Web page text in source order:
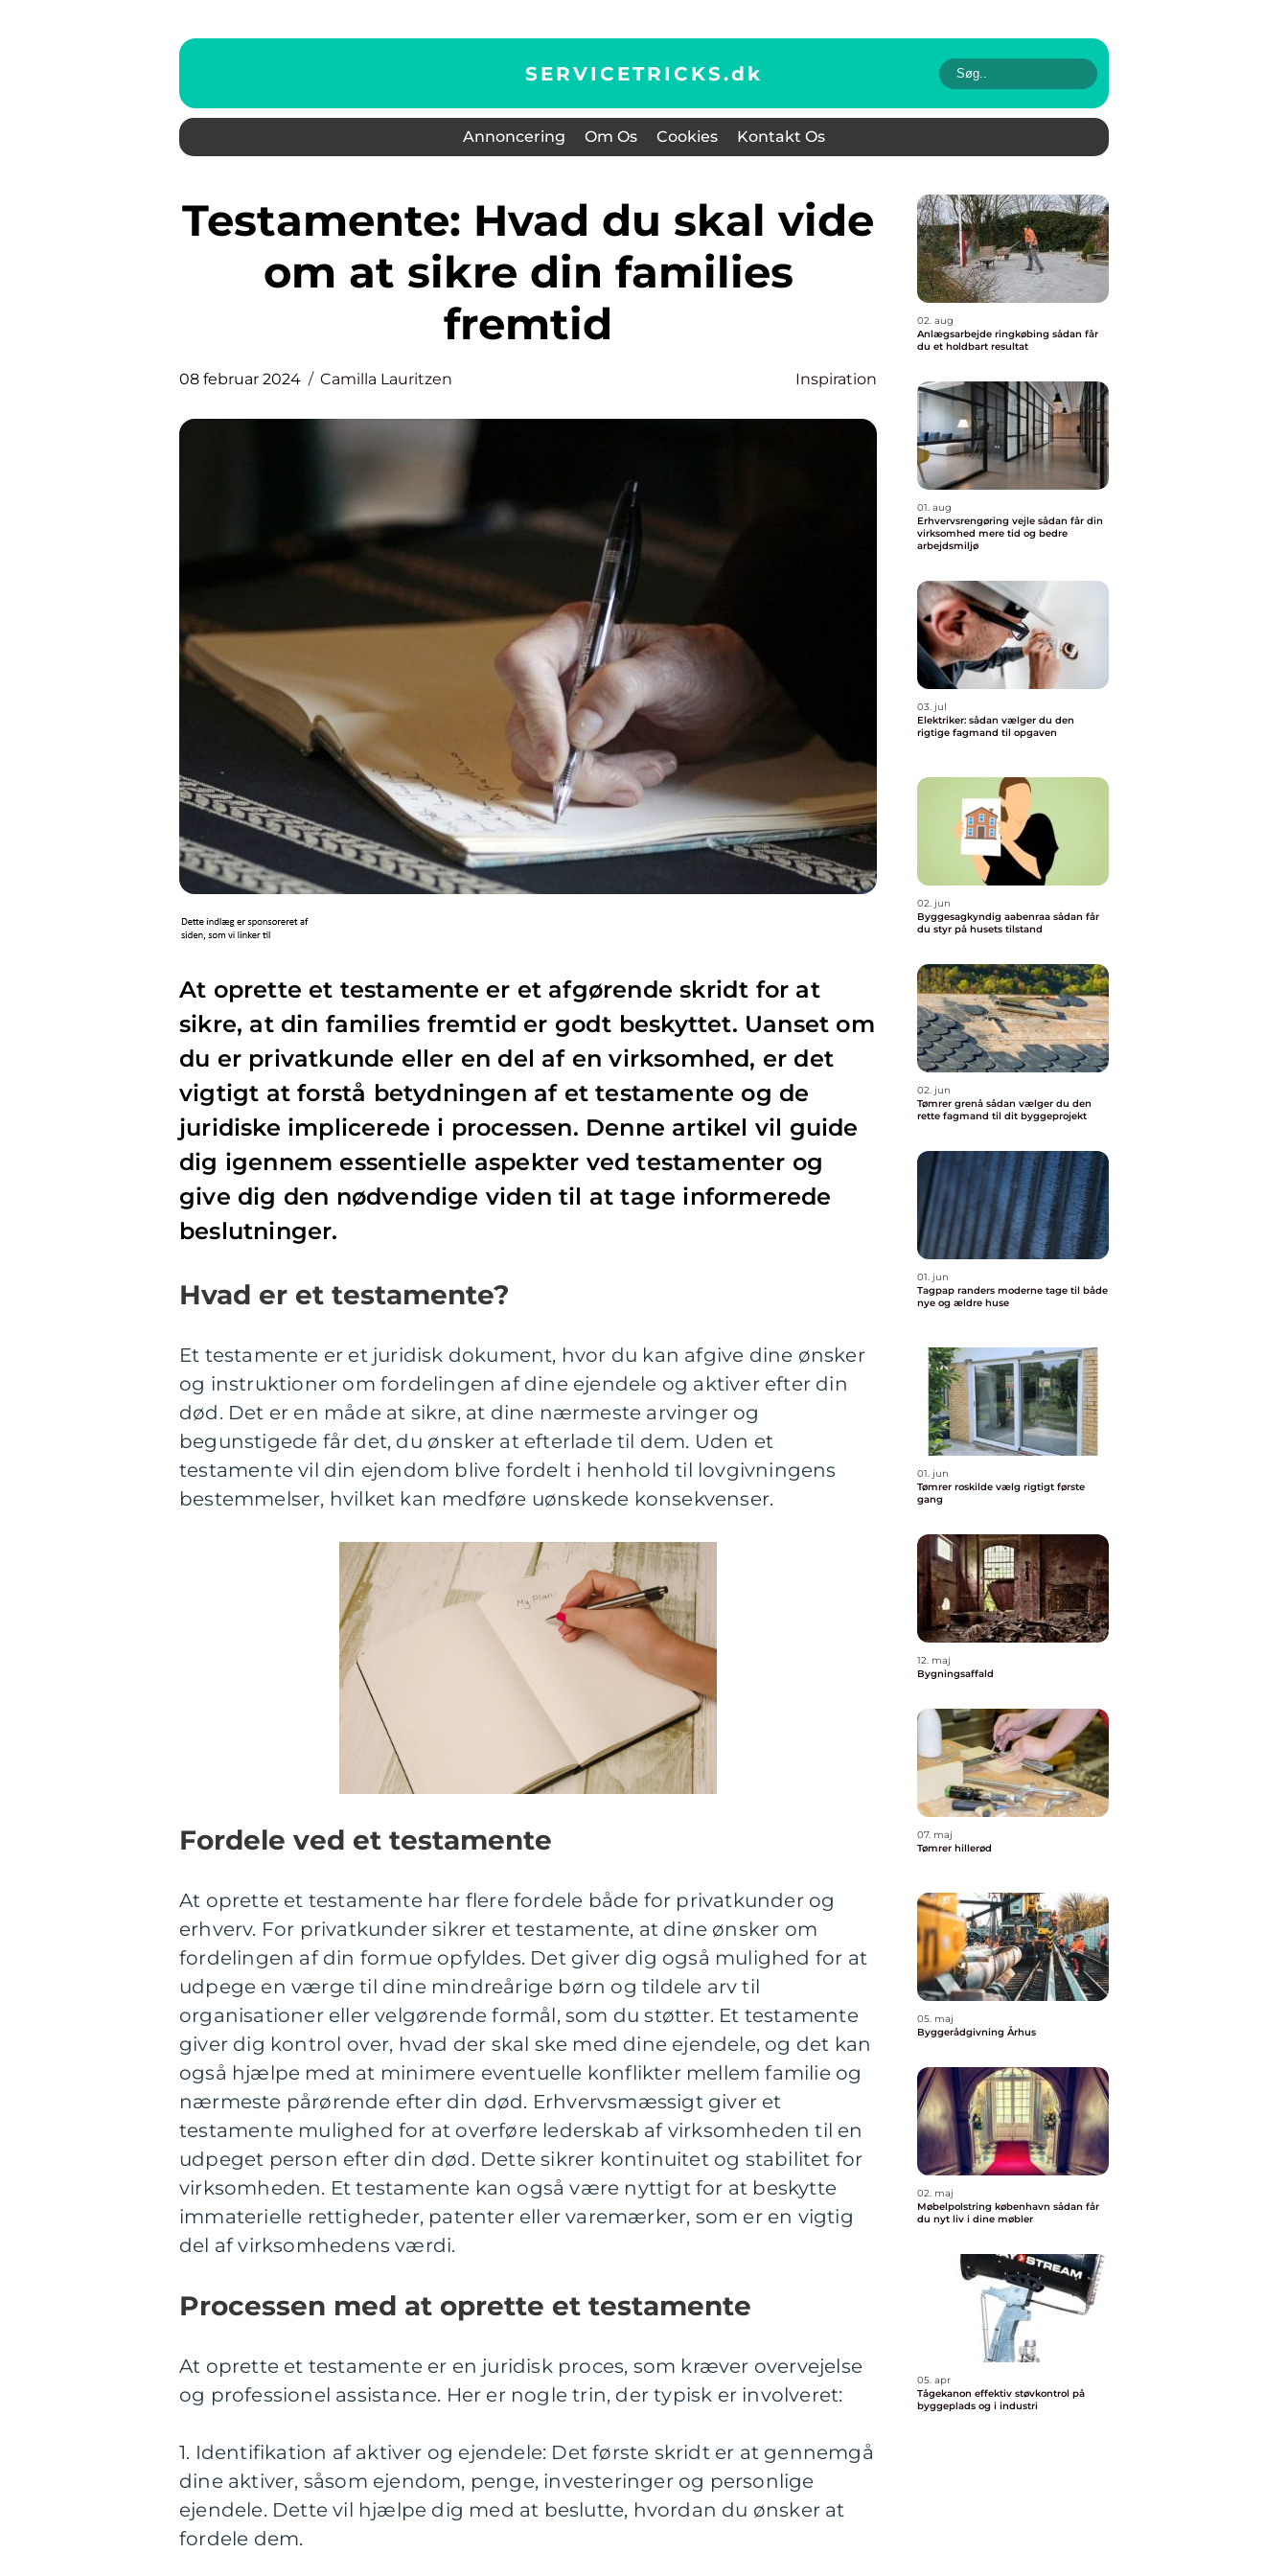
SERVICETRICKS.dk
Annoncering Om Os Cookies Kontakt Os
Testamente: Hvad du skal vide
om at sikre din families
fremtid
08 februar 2024 Camilla Lauritzen Inspiration
At oprette et testamente er et afgørende skridt for at
sikre, at din families fremtid er godt beskyttet. Uanset om
du er privatkunde eller en del af en virksomhed, er det
vigtigt at forstå betydningen af et testamente og de
juridiske implicerede i processen. Denne artikel vil guide
dig igennem essentielle aspekter ved testamenter og
give dig den nødvendige viden til at tage informerede
beslutninger.
Hvad er et testamente?
Et testamente er et juridisk dokument, hvor du kan afgive dine ønsker
og instruktioner om fordelingen af dine ejendele og aktiver efter din
død. Det er en måde at sikre, at dine nærmeste arvinger og
begunstigede får det, du ønsker at efterlade til dem. Uden et
testamente vil din ejendom blive fordelt i henhold til lovgivningens
bestemmelser, hvilket kan medføre uønskede konsekvenser.
Fordele ved et testamente
At oprette et testamente har flere fordele både for privatkunder og
erhverv. For privatkunder sikrer et testamente, at dine ønsker om
fordelingen af din formue opfyldes. Det giver dig også mulighed for at
udpege en værge til dine mindreårige børn og tildele arv til
organisationer eller velgørende formål, som du støtter. Et testamente
giver dig kontrol over, hvad der skal ske med dine ejendele, og det kan
også hjælpe med at minimere eventuelle konflikter mellem familie og
nærmeste pårørende efter din død. Erhvervsmæssigt giver et
testamente mulighed for at overføre lederskab af virksomheden til en
udpeget person efter din død. Dette sikrer kontinuitet og stabilitet for
virksomheden. Et testamente kan også være nyttigt for at beskytte
immaterielle rettigheder, patenter eller varemærker, som er en vigtig
del af virksomhedens værdi.
Processen med at oprette et testamente
At oprette et testamente er en juridisk proces, som kræver overvejelse
og professionel assistance. Her er nogle trin, der typisk er involveret:
1. Identifikation af aktiver og ejendele: Det første skridt er at gennemgå
dine aktiver, såsom ejendom, penge, investeringer og personlige
ejendele. Dette vil hjælpe dig med at beslutte, hvordan du ønsker at
fordele dem.
02. aug
Anlægsarbejde ringkøbing sådan får
du et holdbart resultat
01. aug
Erhvervsrengøring vejle sådan får din
virksomhed mere tid og bedre
arbejdsmiljø
03. jul
Elektriker: sådan vælger du den
rigtige fagmand til opgaven
02. jun
Byggesagkyndig aabenraa sådan får
du styr på husets tilstand
02. jun
Tømrer grenå sådan vælger du den
rette fagmand til dit byggeprojekt
01. jun
Tagpap randers moderne tage til både
nye og ældre huse
01. jun
Tømrer roskilde vælg rigtigt første
gang
12. maj
Bygningsaffald
07. maj
Tømrer hillerød
05. maj
Byggerådgivning Århus
02. maj
Møbelpolstring københavn sådan får
du nyt liv i dine møbler
05. apr
Tågekanon effektiv støvkontrol på
byggeplads og i industri